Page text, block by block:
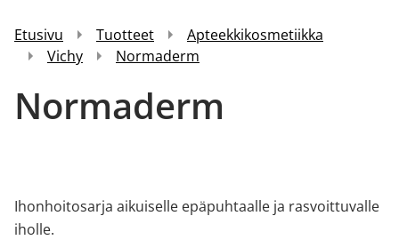
Etusivu Tuotteet
Apteekkikosmetiikka
Vichy
Normaderm
Normaderm
Ihonhoitosarja aikuiselle epäpuhtaalle ja rasvoittuvalle
iholle.